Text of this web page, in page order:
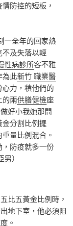
防控的短板，
一全年的回家熱
及失落以輕
性病診所客不雅
為此新竹 職業醫
力，積他們的
的兩供膳健檢座
好小我她那間
金分割比例擺
量比例混合。
防疫就多一份
）
比五黃金比例時，
地下室，他必須阻
。